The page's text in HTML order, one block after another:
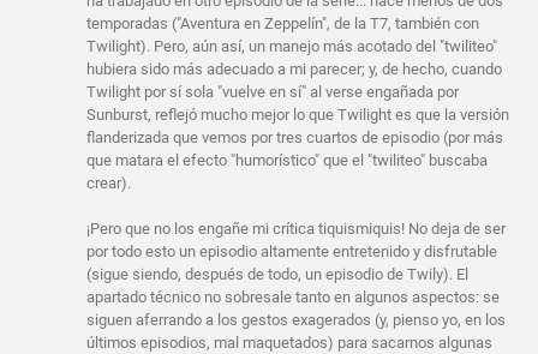
temporadas ("Aventura en Zeppelín", de la T7, también con
Twilight). Pero, aún así, un manejo más acotado del "twiliteo"
hubiera sido más adecuado a mi parecer; y, de hecho, cuando
Twilight por sí sola "vuelve en sí" al verse engañada por
Sunburst, reflejó mucho mejor lo que Twilight es que la versión
flanderizada que vemos por tres cuartos de episodio (por más
que matara el efecto "humorístico" que el "twiliteo" buscaba
crear).
¡Pero que no los engañe mi crítica tiquismiquis! No deja de ser
por todo esto un episodio altamente entretenido y disfrutable
(sigue siendo, después de todo, un episodio de Twily). El
apartado técnico no sobresale tanto en algunos aspectos: se
siguen aferrando a los gestos exagerados (y, pienso yo, en los
últimos episodios, mal maquetados) para sacarnos algunas